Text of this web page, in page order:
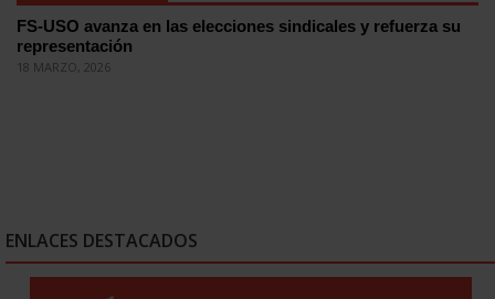
FS-USO avanza en las elecciones sindicales y refuerza su
representación
18 MARZO, 2026
ENLACES DESTACADOS